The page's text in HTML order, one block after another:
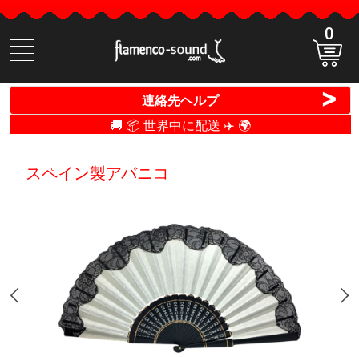
商
品
検
0
連絡先ヘルプ >
🚚 📦 世界中に配送 ✈️ 🌍
スペイン製アバニコ